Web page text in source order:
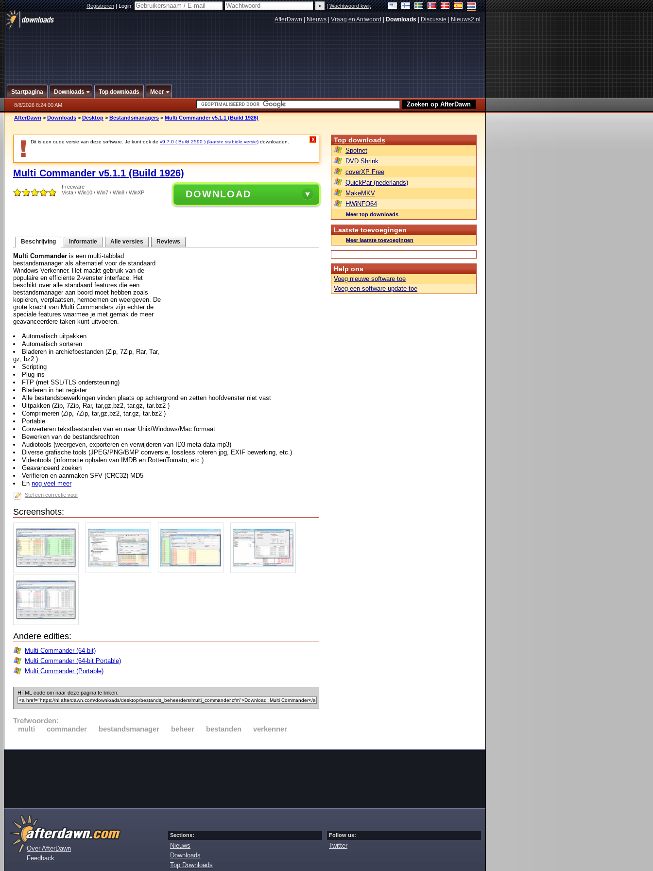
Registreren|Login: |Wachtwoord kwijt
AfterDawn Nieuws Vraag en Antwoord Downloads Discussie Nieuws2.nl
Startpagina Downloads Top downloads Meer
8/8/2026 8:24:00 AM
AfterDawn > Downloads > Desktop > Bestandsmanagers > Multi Commander v5.1.1 (Build 1926)
Dit is een oude versie van deze software. Je kunt ook de v9.7.0 ( Build 2590 ) (laatste stabiele versie) downloaden. X
Multi Commander v5.1.1 (Build 1926)
Freeware
Vista / Win10 / Win7 / Win8 / WinXP
DOWNLOAD
Beschrijving Informatie Alle versies Reviews
Multi Commander is een multi-tabblad
bestandsmanager als alternatief voor de standaard
Windows Verkenner. Het maakt gebruik van de
populaire en efficiënte 2-venster interface. Het
beschikt over alle standaard features die een
bestandsmanager aan boord moet hebben zoals
kopiëren, verplaatsen, hernoemen en weergeven. De
grote kracht van Multi Commanders zijn echter de
speciale features waarmee je met gemak de meer
geavanceerdere taken kunt uitvoeren.
Automatisch uitpakken
Automatisch sorteren
Bladeren in archiefbestanden (Zip, 7Zip, Rar, Tar,
gz, bz2 )
Scripting
Plug-ins
FTP (met SSL/TLS ondersteuning)
Bladeren in het register
Alle bestandsbewerkingen vinden plaats op achtergrond en zetten hoofdvenster niet vast
Uitpakken (Zip, 7Zip, Rar, tar,gz,bz2, tar.gz, tar.bz2 )
Comprimeren (Zip, 7Zip, tar,gz,bz2, tar.gz, tar.bz2 )
Portable
Converteren tekstbestanden van en naar Unix/Windows/Mac formaat
Bewerken van de bestandsrechten
Audiotools (weergeven, exporteren en verwijderen van ID3 meta data mp3)
Diverse grafische tools (JPEG/PNG/BMP conversie, lossless roteren jpg, EXIF bewerking, etc.)
Videotools (informatie ophalen van IMDB en RottenTomato, etc.)
Geavanceerd zoeken
Verifieren en aanmaken SFV (CRC32) MD5
En nog veel meer
Stel een correctie voor
Screenshots:
Andere edities:
Multi Commander (64-bit)
Multi Commander (64-bit Portable)
Multi Commander (Portable)
HTML code om naar deze pagina te linken:
Trefwoorden:
multi
commander bestandsmanager beheer bestanden verkenner
Top downloads
Spotnet
DVD Shrink
coverXP Free
QuickPar (nederlands)
MakeMKV
HWiNFO64
Meer top downloads
Laatste toevoegingen
Meer laatste toevoegingen
Help ons
Voeg nieuwe software toe
Voeg een software update toe
Over AfterDawn
Feedback
Sections:
Nieuws
Downloads
Top Downloads
Follow us:
Twitter